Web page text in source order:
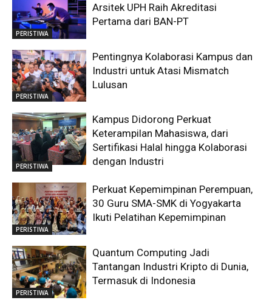
PERISTIWA
Arsitek UPH Raih Akreditasi
Pertama dari BAN-PT
PERISTIWA
Pentingnya Kolaborasi Kampus dan
Industri untuk Atasi Mismatch
Lulusan
PERISTIWA
Kampus Didorong Perkuat
Keterampilan Mahasiswa, dari
Sertifikasi Halal hingga Kolaborasi
dengan Industri
PERISTIWA
Perkuat Kepemimpinan Perempuan,
30 Guru SMA-SMK di Yogyakarta
Ikuti Pelatihan Kepemimpinan
PERISTIWA
Quantum Computing Jadi
Tantangan Industri Kripto di Dunia,
Termasuk di Indonesia